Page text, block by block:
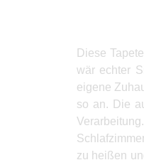
Diese
wär echter
eigene
so an. Die
zu heißen